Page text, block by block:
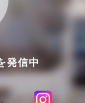
発信中